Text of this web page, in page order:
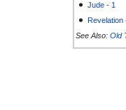
Jude - 1
Revelation
See Also: Old